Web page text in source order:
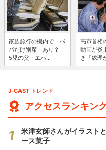
家族旅行の機内で「パ
パだけ別席」あり？
5児の父・エハ...
高市首相
動画が
き「総理
J-CAST トレンド
アクセスランキン
米津玄師さんがイラスト
ース菓子